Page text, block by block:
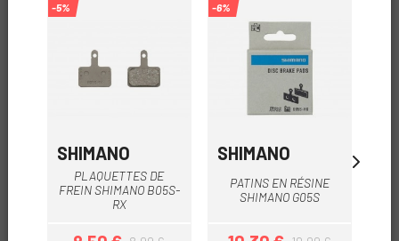
-5%
SHIMANO
PLAQUETTES DE
FREIN SHIMANO B05S-
RX
-6%
SHIMANO
PATINS EN RÉSINE
SHIMANO G05S